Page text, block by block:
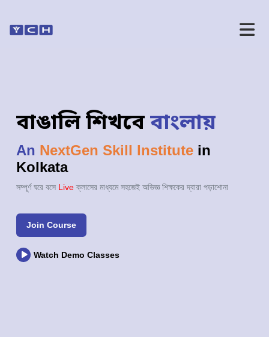
বাঙালি শিখবেবাংলায়
An NextGen Skill Institute in
Kolkata
সম্পূর্ণ ঘরে বসে Liveক্লাসের মাধ্যমে সহজেই অভিজ্ঞ শিক্ষকের দ্বারা পড়াশোনা
Join Course
Watch Demo Classes